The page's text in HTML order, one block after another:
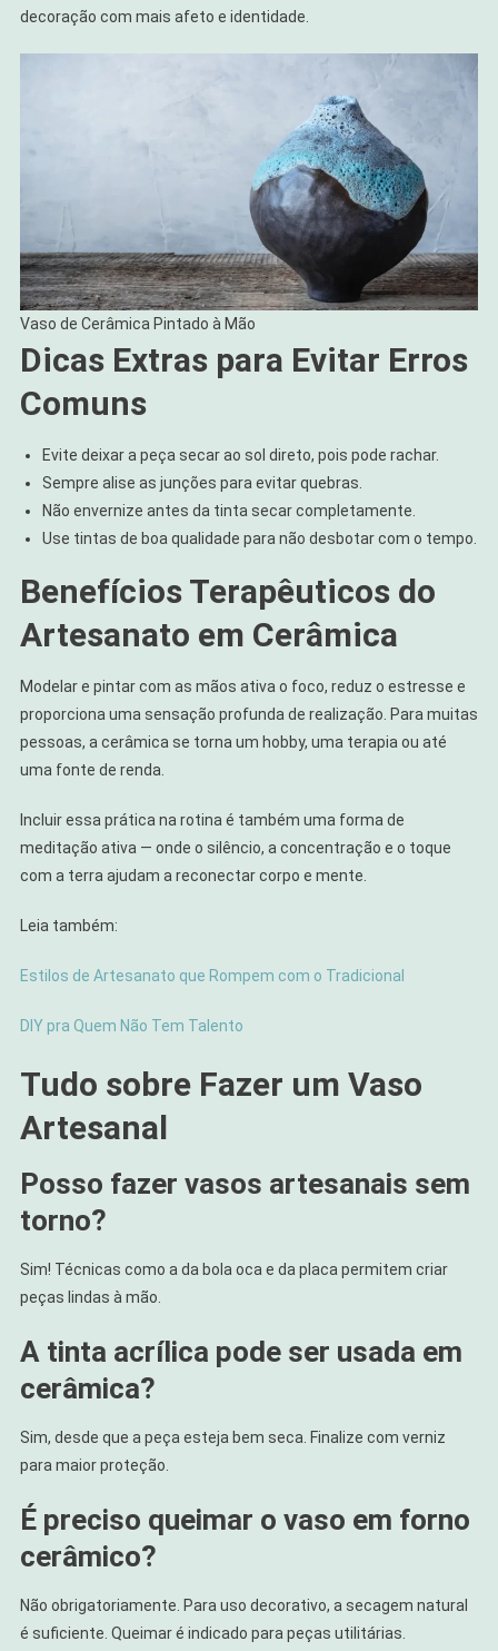
decoração com mais afeto e identidade.
Vaso de Cerâmica Pintado à Mão
Dicas Extras para Evitar Erros
Comuns
Evite deixar a peça secar ao sol direto, pois pode rachar.
Sempre alise as junções para evitar quebras.
Não envernize antes da tinta secar completamente.
Use tintas de boa qualidade para não desbotar com o tempo.
Benefícios Terapêuticos do
Artesanato em Cerâmica
Modelar e pintar com as mãos ativa o foco, reduz o estresse e
proporciona uma sensação profunda de realização. Para muitas
pessoas, a cerâmica se torna um hobby, uma terapia ou até
uma fonte de renda.
Incluir essa prática na rotina é também uma forma de
meditação ativa — onde o silêncio, a concentração e o toque
com a terra ajudam a reconectar corpo e mente.
Leia também:
Estilos de Artesanato que Rompem com o Tradicional
DIY pra Quem Não Tem Talento
Tudo sobre Fazer um Vaso
Artesanal
Posso fazer vasos artesanais sem
torno?
Sim! Técnicas como a da bola oca e da placa permitem criar
peças lindas à mão.
A tinta acrílica pode ser usada em
cerâmica?
Sim, desde que a peça esteja bem seca. Finalize com verniz
para maior proteção.
É preciso queimar o vaso em forno
cerâmico?
Não obrigatoriamente. Para uso decorativo, a secagem natural
é suficiente. Queimar é indicado para peças utilitárias.